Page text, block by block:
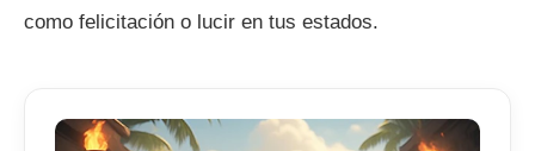
como felicitación o lucir en tus estados.